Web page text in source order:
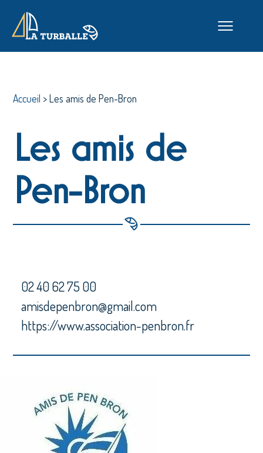
Accueil >Les amis de Pen-Bron
Les amis de
Pen-Bron
02 40 62 75 00
amisdepenbron@gmail.com
https://www.association-penbron.fr